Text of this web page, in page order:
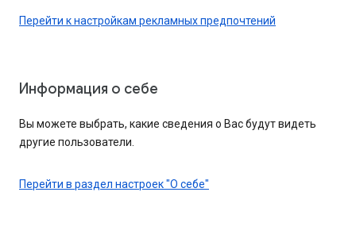
Перейти к настройкам рекламных предпочтений
Информация о себе
Вы можете выбрать, какие сведения о Вас будут видеть
другие пользователи.
Перейти в раздел настроек "О себе"